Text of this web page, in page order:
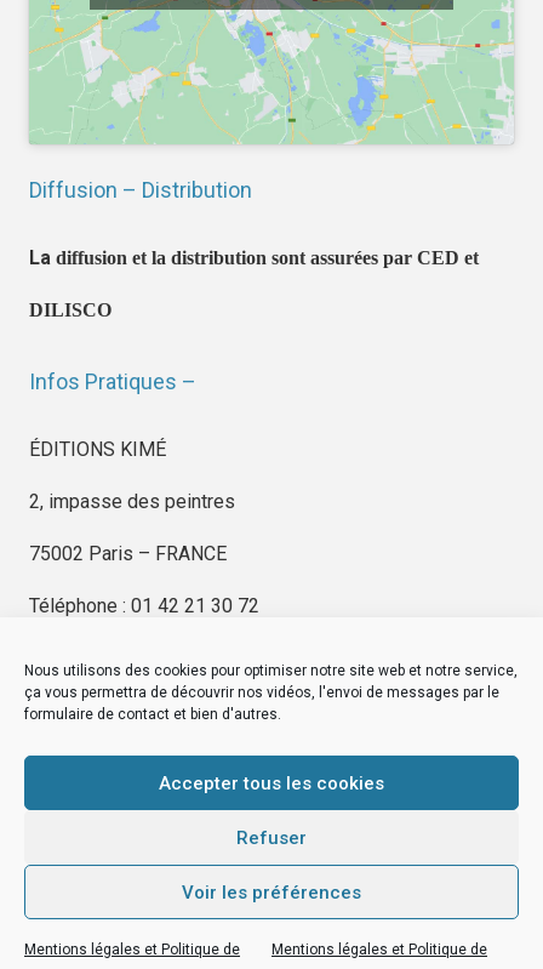
Nous utilisons des cookies pour optimiser notre site web et notre service,
ça vous permettra de découvrir nos vidéos, l'envoi de messages par le
formulaire de contact et bien d'autres.
Accepter tous les cookies
Refuser
Voir les préférences
Mentions légales et Politique de Mentions légales et Politique de
Diffusion – Distribution
La diffusion et la distribution sont assurées par CED et
DILISCO
Infos Pratiques –
ÉDITIONS KIMÉ
2, impasse des peintres
75002 Paris – FRANCE
Téléphone : 01 42 21 30 72
EDITIONS KIMÉ
Mentions Légales
© byeDovel.com
editionskime.fr
EDITIONS KIMÉ Mentions Légales © byeDovel.com